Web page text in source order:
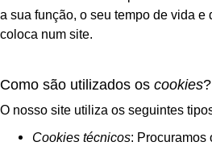
a sua função, o seu tempo de vida e
coloca num site.
Como são utilizados os cookies?
O nosso site utiliza os seguintes
Cookies técnicos: Procuramos